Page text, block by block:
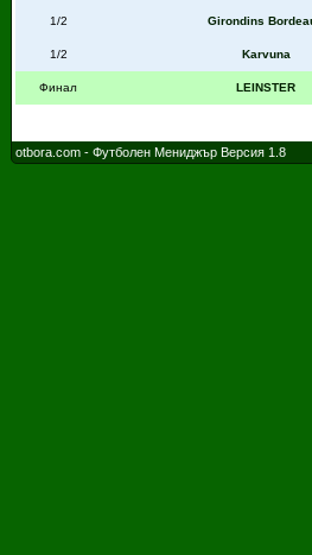
1/2 Girondins
1/2 Karvuna
Финал LEINSTER
otbora.com - Футболен Мениджър Версия 1.8